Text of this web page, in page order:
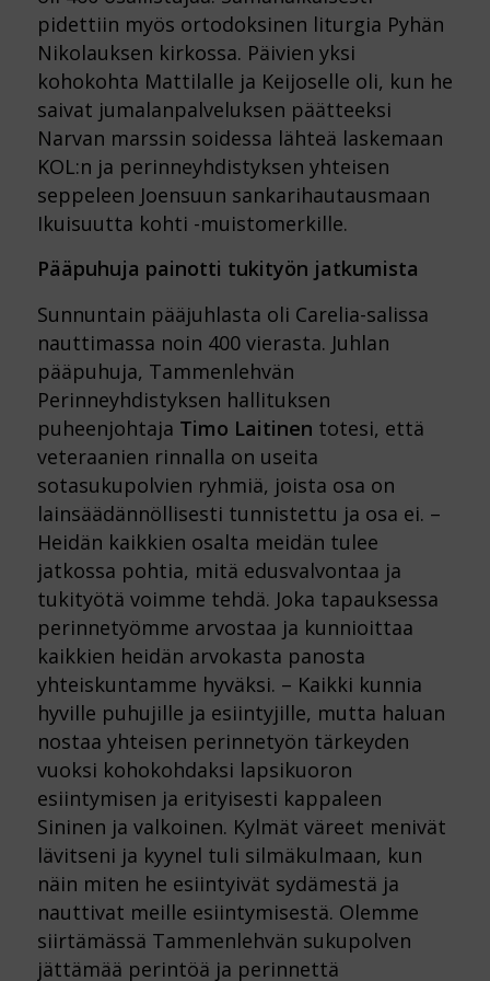
pidettiin myös ortodoksinen liturgia Pyhän
Nikolauksen kirkossa. Päivien yksi
kohokohta Mattilalle ja Keijoselle oli, kun he
saivat jumalanpalveluksen päätteeksi
Narvan marssin soidessa lähteä laskemaan
KOL:n ja perinneyhdistyksen yhteisen
seppeleen Joensuun sankarihautausmaan
Ikuisuutta kohti -muistomerkille.
Pääpuhuja painotti tukityön jatkumista
Sunnuntain pääjuhlasta oli Carelia-salissa
nauttimassa noin 400 vierasta. Juhlan
pääpuhuja, Tammenlehvän
Perinneyhdistyksen hallituksen
puheenjohtaja Timo Laitinen totesi, että
veteraanien rinnalla on useita
sotasukupolvien ryhmiä, joista osa on
lainsäädännöllisesti tunnistettu ja osa ei. –
Heidän kaikkien osalta meidän tulee
jatkossa pohtia, mitä edusvalvontaa ja
tukityötä voimme tehdä. Joka tapauksessa
perinnetyömme arvostaa ja kunnioittaa
kaikkien heidän arvokasta panosta
yhteiskuntamme hyväksi. – Kaikki kunnia
hyville puhujille ja esiintyjille, mutta haluan
nostaa yhteisen perinnetyön tärkeyden
vuoksi kohokohdaksi lapsikuoron
esiintymisen ja erityisesti kappaleen
Sininen ja valkoinen. Kylmät väreet menivät
lävitseni ja kyynel tuli silmäkulmaan, kun
näin miten he esiintyivät sydämestä ja
nauttivat meille esiintymisestä. Olemme
siirtämässä Tammenlehvän sukupolven
jättämää perintöä ja perinnettä